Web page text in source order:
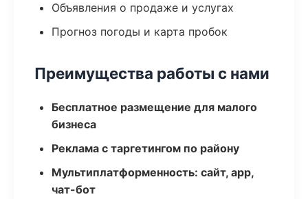
Объявления о продаже и услугах
Прогноз погоды и карта пробок
Преимущества работы с нами
Бесплатное размещение для малого
бизнеса
Реклама с таргетингом по району
Мультиплатформенность: сайт, app,
чат-бот